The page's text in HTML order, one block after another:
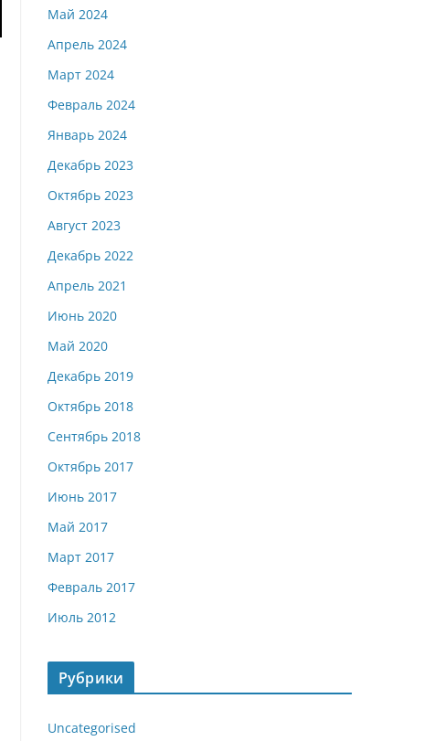
Май 2024
Апрель 2024
Март 2024
Февраль 2024
Январь 2024
Декабрь 2023
Октябрь 2023
Август 2023
Декабрь 2022
Апрель 2021
Июнь 2020
Май 2020
Декабрь 2019
Октябрь 2018
Сентябрь 2018
Октябрь 2017
Июнь 2017
Май 2017
Март 2017
Февраль 2017
Июль 2012
Рубрики
Uncategorised